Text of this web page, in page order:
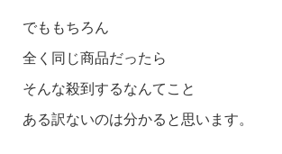
でももちろん
全く同じ商品だったら
そんな殺到するなんてこと
ある訳ないのは分かると思います。